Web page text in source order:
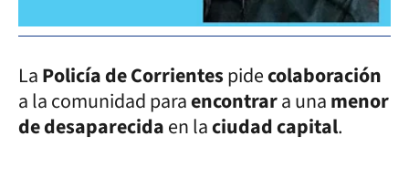
LaPolicía de Corrientespidecolaboración
a la comunidad paraencontrara unamenor
de desaparecidaen laciudad capital.